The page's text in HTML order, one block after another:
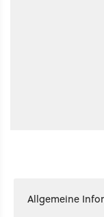
Allgemeine